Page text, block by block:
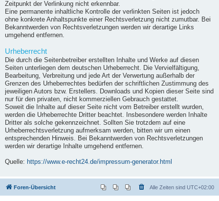
Zeitpunkt der Verlinkung nicht erkennbar.
Eine permanente inhaltliche Kontrolle der verlinkten Seiten ist jedoch
ohne konkrete Anhaltspunkte einer Rechtsverletzung nicht zumutbar. Bei
Bekanntwerden von Rechtsverletzungen werden wir derartige Links
umgehend entfernen.
Urheberrecht
Die durch die Seitenbetreiber erstellten Inhalte und Werke auf diesen
Seiten unterliegen dem deutschen Urheberrecht. Die Vervielfältigung,
Bearbeitung, Verbreitung und jede Art der Verwertung außerhalb der
Grenzen des Urheberrechtes bedürfen der schriftlichen Zustimmung des
jeweiligen Autors bzw. Erstellers. Downloads und Kopien dieser Seite sind
nur für den privaten, nicht kommerziellen Gebrauch gestattet.
Soweit die Inhalte auf dieser Seite nicht vom Betreiber erstellt wurden,
werden die Urheberrechte Dritter beachtet. Insbesondere werden Inhalte
Dritter als solche gekennzeichnet. Sollten Sie trotzdem auf eine
Urheberrechtsverletzung aufmerksam werden, bitten wir um einen
entsprechenden Hinweis. Bei Bekanntwerden von Rechtsverletzungen
werden wir derartige Inhalte umgehend entfernen.
Quelle: https://www.e-recht24.de/impressum-generator.html
Foren-Übersicht Alle Zeiten sind UTC+02:00